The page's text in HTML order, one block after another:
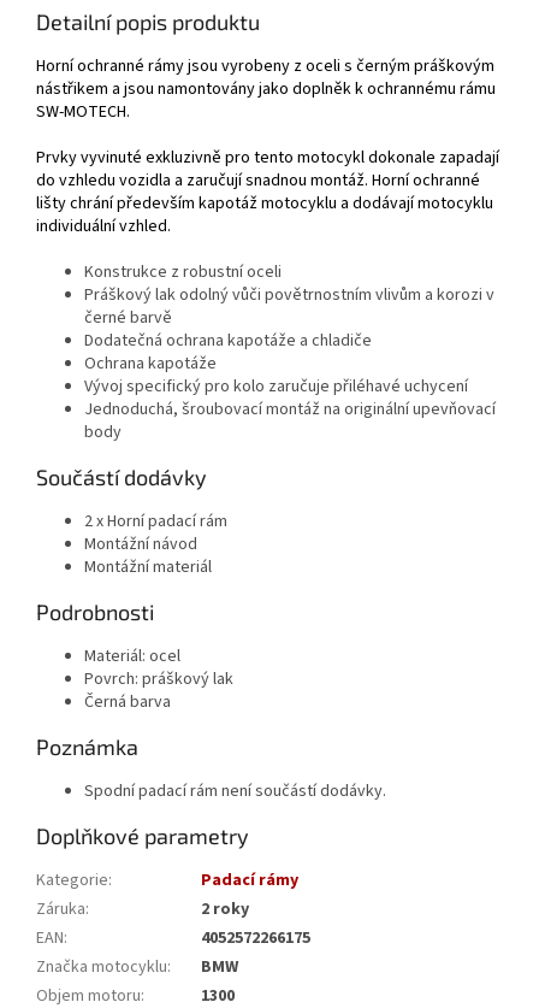
Detailní popis produktu
Horní ochranné rámy jsou vyrobeny z oceli s černým práškovým
nástřikem a jsou namontovány jako doplněk k ochrannému rámu
SW-MOTECH.
Prvky vyvinuté exkluzivně pro tento motocykl dokonale zapadají
do vzhledu vozidla a zaručují snadnou montáž. Horní ochranné
lišty chrání především kapotáž motocyklu a dodávají motocyklu
individuální vzhled.
Konstrukce z robustní oceli
Práškový lak odolný vůči povětrnostním vlivům a korozi v
černé barvě
Dodatečná ochrana kapotáže a chladiče
Ochrana kapotáže
Vývoj specifický pro kolo zaručuje přiléhavé uchycení
Jednoduchá, šroubovací montáž na originální upevňovací
body
Součástí dodávky
2 x Horní padací rám
Montážní návod
Montážní materiál
Podrobnosti
Materiál: ocel
Povrch: práškový lak
Černá barva
Poznámka
Spodní padací rám není součástí dodávky.
Doplňkové parametry
Kategorie:
Padací rámy
Záruka:
2 roky
EAN:
4052572266175
Značka motocyklu:
BMW
Objem motoru:
1300